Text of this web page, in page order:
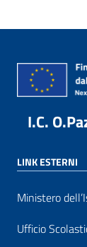
I.C.
LINK ESTERNI
Ministero
Ufficio